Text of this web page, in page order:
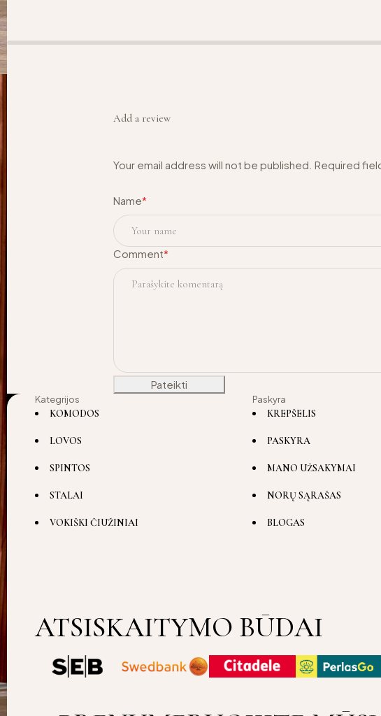
Add a review
Your email address will not be published. Required
Name*
Comment*
Pateikti
Kategrijos
KOMODOS
LOVOS
SPINTOS
STALAI
VOKIŠKI ČIUŽINIAI
Paskyra
KREPŠELIS
PASKYRA
MANO UŽSAKYMAI
NORŲ SĄRAŠAS
BLOGAS
ATSISKAITYMO BŪDAI